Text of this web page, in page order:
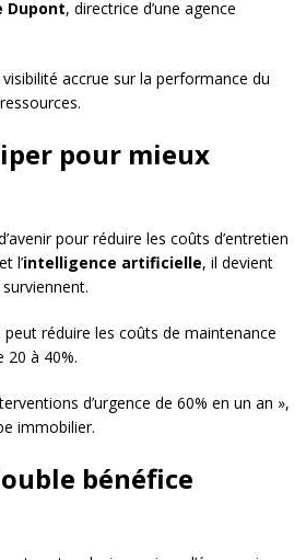
Dupont, directrice d’une agence
accrue sur la performance du
pour mieux
pour réduire les coûts d’entretien
et l’intelligence artificielle, il devient
réduire les coûts de maintenance
20 à 40%.
d’urgence de 60% en un an »,
immobilier.
bénéfice